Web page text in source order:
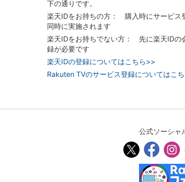
下の通りです。
楽天IDをお持ちの方： 購入時にサービス
同時に実施されます
楽天IDをお持ちでない方： 先に楽天IDの
録が必要です
楽天IDの登録についてはこちら>>
Rakuten TVのサービス登録についてはこ
公式ソーシャ